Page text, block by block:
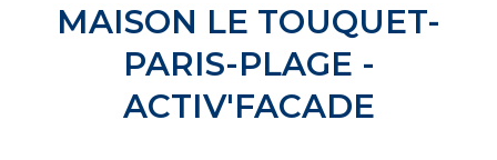
MAISON LE TOUQUET-
PARIS-PLAGE -
ACTIV'FACADE